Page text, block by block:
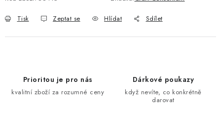
Tisk Zeptat se Hlídat Sdílet
Prioritou je pro nás
kvalitní zboží za rozumné ceny
Dárkové poukazy
když nevíte, co konkrétně
darovat